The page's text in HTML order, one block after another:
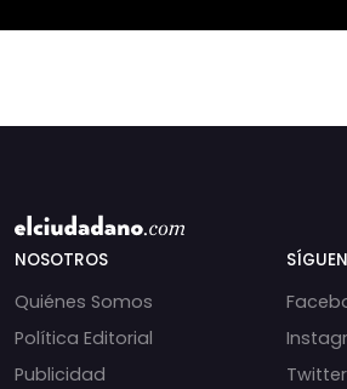
NOSOTROS
Quiénes Somos
Política Editorial
Publicidad
Twitter